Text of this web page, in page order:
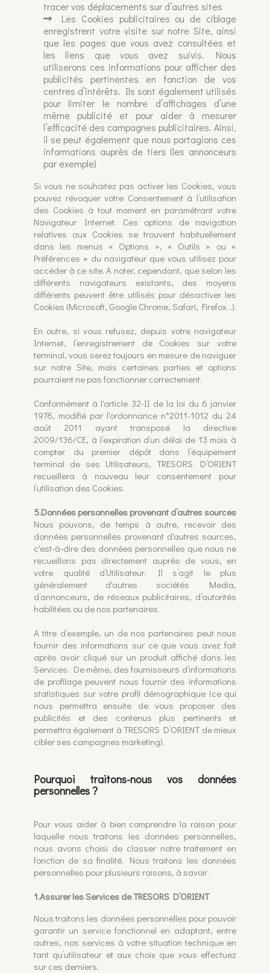
tracer vos déplacements sur d’autres sites
Les Cookies publicitaires ou de ciblage
enregistrent votre visite sur notre Site, ainsi
que les pages que vous avez consultées et
les liens que vous avez suivis. Nous
utiliserons ces informations pour afficher des
publicités pertinentes en fonction de vos
centres d’intérêts. Ils sont également utilisés
pour limiter le nombre d’affichages d’une
même publicité et pour aider à mesurer
l’efficacité des campagnes publicitaires. Ainsi,
il se peut également que nous partagions ces
informations auprès de tiers (les annonceurs
par exemple)
Si vous ne souhaitez pas activer les Cookies, vous
pouvez révoquer votre Consentement à l’utilisation
des Cookies à tout moment en paramétrant votre
Navigateur Internet. Ces options de navigation
relatives aux Cookies se trouvent habituellement
dans les menus « Options », « Outils » ou «
Préférences » du navigateur que vous utilisez pour
accéder à ce site. A noter, cependant, que selon les
différents navigateurs existants, des moyens
différents peuvent être utilisés pour désactiver les
Cookies (Microsoft, Google Chrome, Safari, Firefox…).
En outre, si vous refusez, depuis votre navigateur
Internet, l’enregistrement de Cookies sur votre
terminal, vous serez toujours en mesure de naviguer
sur notre Site, mais certaines parties et options
pourraient ne pas fonctionner correctement.
Conformément à l'article 32-II de la loi du 6 janvier
1978, modifié par l'ordonnance n°2011-1012 du 24
août 2011 ayant transposé la directive
2009/136/CE, à l’expiration d’un délai de 13 mois à
compter du premier dépôt dans l’équipement
terminal de ses Utilisateurs, TRESORS D’ORIENT
recueillera à nouveau leur consentement pour
l’utilisation des Cookies.
5.Données personnelles provenant d’autres sources
Nous pouvons, de temps à autre, recevoir des
données personnelles provenant d'autres sources,
c'est-à-dire des données personnelles que nous ne
recueillons pas directement auprès de vous, en
votre qualité d’Utilisateur. Il s’agit le plus
généralement d'autres sociétés Media,
d’annonceurs, de réseaux publicitaires, d’autorités
habilitées ou de nos partenaires.
A titre d’exemple, un de nos partenaires peut nous
fournir des informations sur ce que vous avez fait
après avoir cliqué sur un produit affiché dans les
Services. De même, des fournisseurs d’informations
de profilage peuvent nous fournir des informations
statistiques sur votre profil démographique (ce qui
nous permettra ensuite de vous proposer des
publicités et des contenus plus pertinents et
permettra également à TRESORS D’ORIENT de mieux
cibler ses campagnes marketing).
Pourquoi traitons-nous vos données
personnelles ?
Pour vous aider à bien comprendre la raison pour
laquelle nous traitons les données personnelles,
nous avons choisi de classer notre traitement en
fonction de sa finalité. Nous traitons les données
personnelles pour plusieurs raisons, à savoir :
1.Assurer les Services de TRESORS D’ORIENT
Nous traitons les données personnelles pour pouvoir
garantir un service fonctionnel en adaptant, entre
autres, nos services à votre situation technique en
tant qu’utilisateur et aux choix que vous effectuez
sur ces derniers.